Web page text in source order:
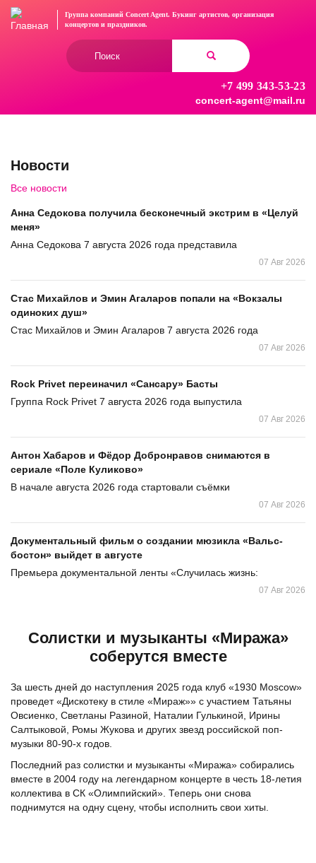
Перейти
Группа компаний Concert Agent. Букинг артистов, организация
концертови праздников.
+7 499 343-53-23
concert-agent@mail.ru
Новости
Все новости
Анна Седокова получила бесконечный экстрим в «Целуй
меня»
Анна Седокова 7 августа 2026 года представила
07 Авг 2026
Стас Михайлов и Эмин Агаларов попали на «Вокзалы
одиноких душ»
Стас Михайлов и Эмин Агаларов 7 августа 2026 года
07 Авг 2026
Rock Privet переиначил «Сансару» Басты
Группа Rock Privet 7 августа 2026 года выпустила
07 Авг 2026
Антон Хабаров и Фёдор Добронравов снимаются в
сериале «Поле Куликово»
В начале августа 2026 года стартовали съёмки
07 Авг 2026
Документальный фильм о создании мюзикла «Вальс-
бостон» выйдет в августе
Премьера документальной ленты «Случилась жизнь:
07 Авг 2026
Солистки и музыканты «Миража»
соберутся вместе
За шесть дней до наступления 2025 года клуб «1930 Moscow»
проведет «Дискотеку в стиле «Мираж»» с участием Татьяны
Овсиенко, Светланы Разиной, Наталии Гулькиной, Ирины
Салтыковой, Ромы Жукова и других звезд российской поп-
музыки 80-90-х годов.
Последний раз солистки и музыканты «Миража» собирались
вместе в 2004 году на легендарном концерте в честь 18-летия
коллектива в СК «Олимпийский». Теперь они снова
поднимутся на одну сцену, чтобы исполнить свои хиты.